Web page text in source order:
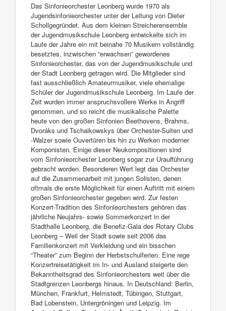
Das Sinfonieorchester Leonberg wurde 1970 als
Jugendsinfonieorchester unter der Leitung von Dieter
Schollgegründet. Aus dem kleinen Streicherensemble
der Jugendmusikschule Leonberg entwickelte sich im
Laufe der Jahre ein mit beinahe 70 Musikern vollständig
besetztes, inzwischen “erwachsen” gewordenes
Sinfonieorchester, das von der Jugendmusikschule und
der Stadt Leonberg getragen wird. Die Mitglieder sind
fast ausschließlich Amateurmusiker, viele ehemalige
Schüler der Jugendmusikschule Leonberg. Im Laufe der
Zeit wurden immer anspruchsvollere Werke in Angriff
genommen, und so reicht die musikalische Palette
heute von den großen Sinfonien Beethovens, Brahms,
Dvoráks und Tschaikowskys über Orchester-Suiten und
-Walzer sowie Ouvertüren bis hin zu Werken moderner
Komponisten. Einige dieser Neukompositionen sind
vom Sinfonieorchester Leonberg sogar zur Uraufführung
gebracht worden. Besonderen Wert legt das Orchester
auf die Zusammenarbeit mit jungen Solisten, denen
oftmals die erste Möglichkeit für einen Auftritt mit einem
großen Sinfonieorchester gegeben wird. Zur festen
Konzert-Tradition des Sinfonieorchesters gehören das
jährliche Neujahrs- sowie Sommerkonzert in der
Stadthalle Leonberg, die Benefiz-Gala des Rotary Clubs
Leonberg – Weil der Stadt sowie seit 2006 das
Familienkonzert mit Verkleidung und ein bisschen
“Theater” zum Beginn der Herbstschulferien. Eine rege
Konzertreisetätigkeit im In- und Ausland steigerte den
Bekanntheitsgrad des Sinfonieorchesters weit über die
Stadtgrenzen Leonbergs hinaus. In Deutschland: Berlin,
München, Frankfurt, Helmstedt, Tübingen, Stuttgart,
Bad Lobenstein, Untergröningen und Leipzig. Im